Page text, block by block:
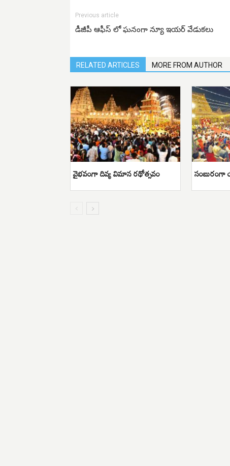
Previous article
డీజీపీ ఆఫీస్ లో ఘనంగా న్యూ ఇయర్ వేడుకలు
RELATED ARTICLES MORE FROM AUTHOR
వైభవంగా దివ్య విమాన రథోత్సవం సంబురంగా